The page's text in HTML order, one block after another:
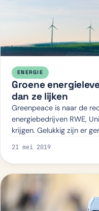
ENERGIE
Groene
dan ze lijken
Greenpeace is naar de
energiebedrijven RWE,
krijgen. Gelukkig zijn er
21 mei 2019